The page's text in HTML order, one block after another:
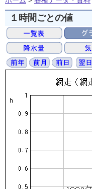
１時間ごとの値